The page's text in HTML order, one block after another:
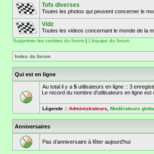
Tofs diverses
Toutes les photos qui peuvent concerner le
Vidz
Toutes les videos concernant le monde de la
Supprimer les cookies du forum | L’équipe du forum
Index du forum
Qui est en ligne
Au total il y a 5 utilisateurs en ligne :: 3
Le record du nombre d'utilisateurs en ligne est
Légende :: Administrateurs Modérateurs
Anniversaires
Pas d’anniversaire à fêter aujourd’hui